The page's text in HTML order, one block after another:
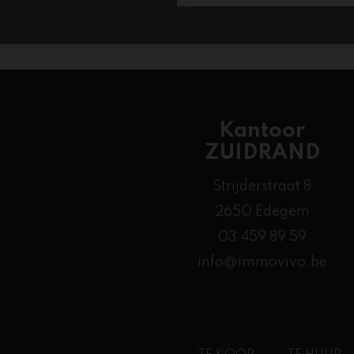
Kantoor
ZUIDRAND
Strijderstraat 8
2650 Edegem
03 459 89 59
info@immovivo.be